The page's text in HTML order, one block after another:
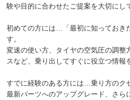
験や目的に合わせたご提案を大切にし
初めての方には…「最初に知っておき
す。
変速の使い方、タイヤの空気圧の調整
スなど、乗り出してすぐに役立つ情報
すでに経験のある方には…乗り方のク
最新パーツへのアップグレード、さら